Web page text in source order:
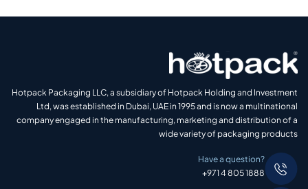
Hotpack Packaging LLC, a subsidiary of Hotpack Holding and Investment
Ltd, was established in Dubai, UAE in 1995 and is now a multinational
company engaged in the manufacturing, marketing and distribution of a
wide variety of packaging products
Have a question?
+971 4 805 1888